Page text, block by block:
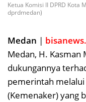
Ketua Komisi II DPRD Kota
dprdmedan)
Medan |
Medan, H. Kasman
dukungannya
pemerintah
(Kemenaker) yang